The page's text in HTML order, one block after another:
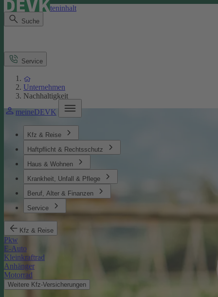
Direkt zum Seiteninhalt
Suche
meineDEVK
Kfz & Reise
Haftpflicht & Rechtsschutz
Haus & Wohnen
Krankheit, Unfall & Pflege
Beruf, Alter & Finanzen
Service
Kfz & Reise
Pkw
E-Auto
Kleinkraftrad
Anhänger
Motorrad
Weitere Kfz-Versicherungen
Service
Unternehmen
Nachhaltigkeit